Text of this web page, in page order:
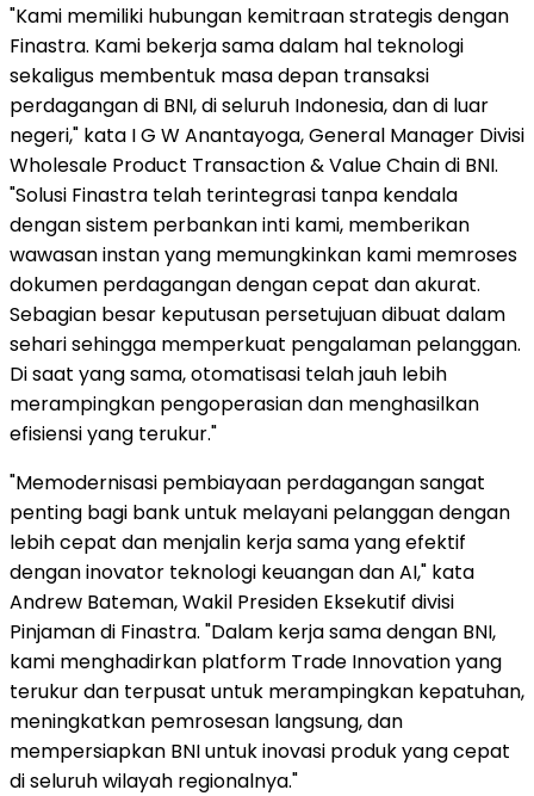
"Kami memiliki hubungan kemitraan strategis dengan
Finastra. Kami bekerja sama dalam hal teknologi
sekaligus membentuk masa depan transaksi
perdagangan di BNI, di seluruh Indonesia, dan di luar
negeri," kata I G W Anantayoga, General Manager Divisi
Wholesale Product Transaction & Value Chain di BNI.
"Solusi Finastra telah terintegrasi tanpa kendala
dengan sistem perbankan inti kami, memberikan
wawasan instan yang memungkinkan kami memroses
dokumen perdagangan dengan cepat dan akurat.
Sebagian besar keputusan persetujuan dibuat dalam
sehari sehingga memperkuat pengalaman pelanggan.
Di saat yang sama, otomatisasi telah jauh lebih
merampingkan pengoperasian dan menghasilkan
efisiensi yang terukur."
"Memodernisasi pembiayaan perdagangan sangat
penting bagi bank untuk melayani pelanggan dengan
lebih cepat dan menjalin kerja sama yang efektif
dengan inovator teknologi keuangan dan AI," kata
Andrew Bateman, Wakil Presiden Eksekutif divisi
Pinjaman di Finastra. "Dalam kerja sama dengan BNI,
kami menghadirkan platform Trade Innovation yang
terukur dan terpusat untuk merampingkan kepatuhan,
meningkatkan pemrosesan langsung, dan
mempersiapkan BNI untuk inovasi produk yang cepat
di seluruh wilayah regionalnya."